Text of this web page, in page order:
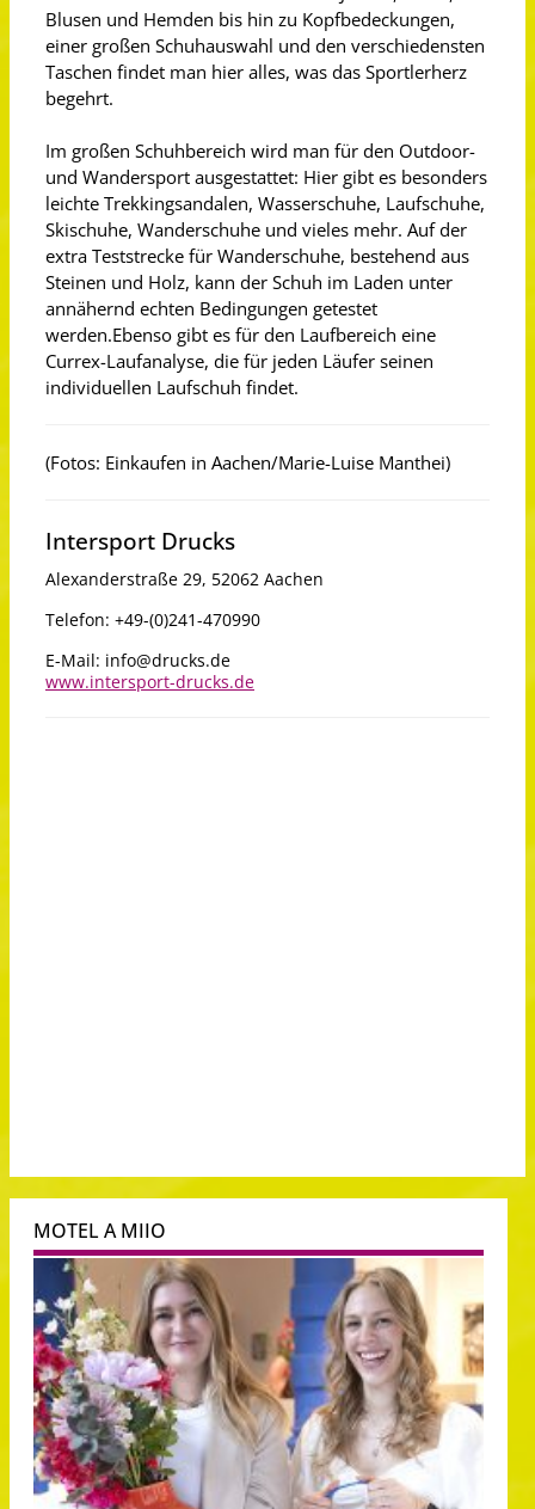
Blusen und Hemden bis hin zu Kopfbedeckungen,
einer großen Schuhauswahl und den verschiedensten
Taschen findet man hier alles, was das Sportlerherz
begehrt.
Im großen Schuhbereich wird man für den Outdoor-
und Wandersport ausgestattet: Hier gibt es besonders
leichte Trekkingsandalen, Wasserschuhe, Laufschuhe,
Skischuhe, Wanderschuhe und vieles mehr. Auf der
extra Teststrecke für Wanderschuhe, bestehend aus
Steinen und Holz, kann der Schuh im Laden unter
annähernd echten Bedingungen getestet
werden.Ebenso gibt es für den Laufbereich eine
Currex-Laufanalyse, die für jeden Läufer seinen
individuellen Laufschuh findet.
(Fotos: Einkaufen in Aachen/Marie-Luise Manthei)
Intersport Drucks
Alexanderstraße 29, 52062 Aachen
Telefon: +49-(0)241-470990
E-Mail: info@drucks.de
www.intersport-drucks.de
MOTEL A MIIO